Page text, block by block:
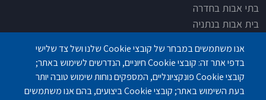
בתי אבות בחדרה
בית אבות בנתניה
בית אבות בפתח תקוה
בית בלב כפר סבא
בית אבות בחיפה
אנו משתמשים במבחר של קובצי Cookie שלנו ושל צד שלישי
בדפי אתר זה: קובצי Cookie חיוניים, הנדרשים לשימוש באתר;
קובצי Cookie פונקציונליים, המספקים נוחות שימוש טובה יותר
בעת השימוש באתר; קובצי Cookie ביצועים, בהם אנו משתמשים